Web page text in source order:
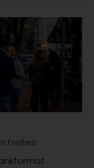
Freiheit